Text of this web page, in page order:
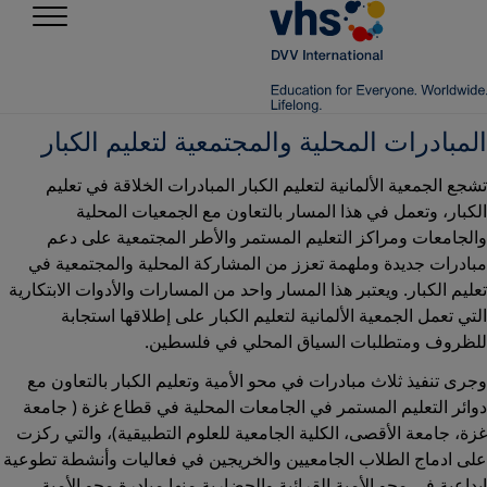
المبادرات المحلية والمجتمعية لتعليم الكبار
تشجع الجمعية الألمانية لتعليم الكبار المبادرات الخلاقة في تعليم
الكبار، وتعمل في هذا المسار بالتعاون مع الجمعيات المحلية
والجامعات ومراكز التعليم المستمر والأطر المجتمعية على دعم
مبادرات جديدة وملهمة تعزز من المشاركة المحلية والمجتمعية في
تعليم الكبار. ويعتبر هذا المسار واحد من المسارات والأدوات الابتكارية
التي تعمل الجمعية الألمانية لتعليم الكبار على إطلاقها استجابة
للظروف ومتطلبات السياق المحلي في فلسطين.
وجرى تنفيذ ثلاث مبادرات في محو الأمية وتعليم الكبار بالتعاون مع
دوائر التعليم المستمر في الجامعات المحلية في قطاع غزة ( جامعة
غزة، جامعة الأقصى، الكلية الجامعية للعلوم التطبيقية)، والتي ركزت
على ادماج الطلاب الجامعيين والخريجين في فعاليات وأنشطة تطوعية